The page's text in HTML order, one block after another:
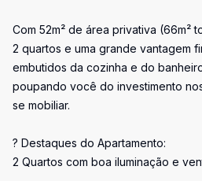
Com 52m² de área privativa (66m²
2 quartos e uma grande vantagem
embutidos da cozinha e do
poupando você do investimento
se mobiliar.
? Destaques do Apartamento:
2 Quartos com boa iluminação e